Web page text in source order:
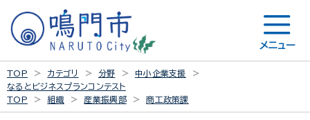
メニュー
TOP カテゴリ 分野
中小企業支援
なるとビジネスプランコンテスト
TOP
組織 産業振興部 商工政策課